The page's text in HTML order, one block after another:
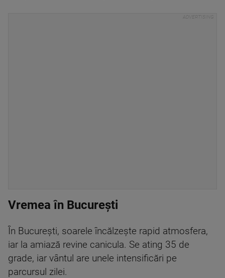
Vremea în București
În București, soarele încălzește rapid atmosfera,
iar la amiază revine canicula. Se ating 35 de
grade, iar vântul are unele intensificări pe
parcursul zilei.